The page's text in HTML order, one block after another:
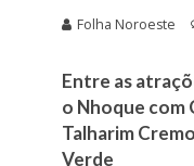
Folha Noroeste
Entre as
o Nhoque com
Talharim
Verde